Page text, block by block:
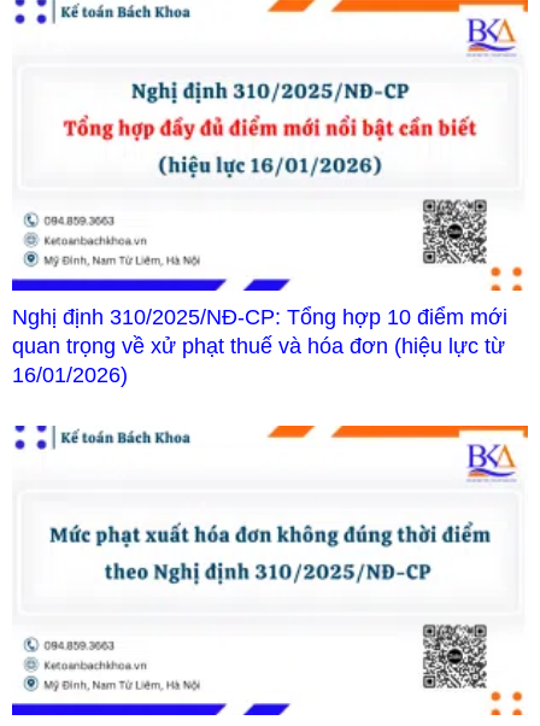
Nghị định 310/2025/NĐ-CP: Tổng hợp 10 điểm mới
quan trọng về xử phạt thuế và hóa đơn (hiệu lực từ
16/01/2026)